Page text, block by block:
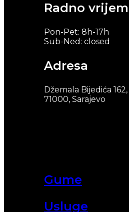
Gume
Usluge
Radno
Pon-Pet: 8h-17h
Sub-Ned: closed
Adresa
Džemala Bijedića 162,
71000, Sarajevo